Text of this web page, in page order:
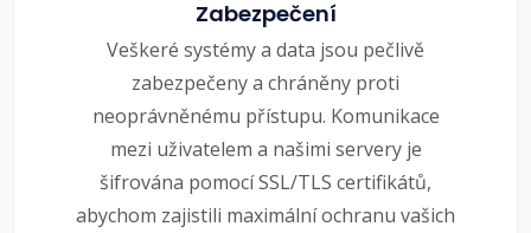
Zabezpečení
Veškeré systémy a data jsou pečlivě
zabezpečeny a chráněny proti
neoprávněnému přístupu. Komunikace
mezi uživatelem a našimi servery je
šifrována pomocí SSL/TLS certifikátů,
abychom zajistili maximální ochranu vašich